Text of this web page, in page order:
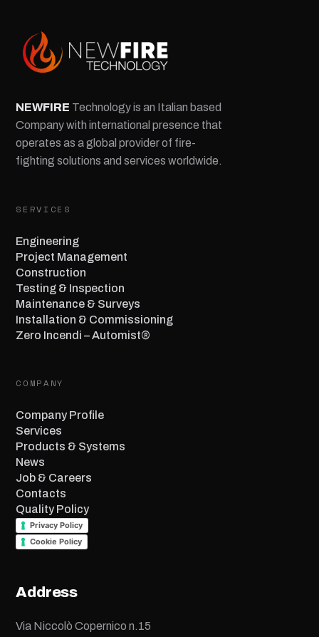
NEWFIRE Technology is an Italian based
Company with international presence that
operates as a global provider of fire-
fighting solutions and services worldwide.
SERVICES
Engineering
Project Management
Construction
Testing & Inspection
Maintenance & Surveys
Installation & Commissioning
Zero Incendi – Automist®
COMPANY
Company Profile
Services
Products & Systems
News
Job & Careers
Contacts
Quality Policy
Privacy Policy
Cookie Policy
Address
Via Niccolò Copernico n.15